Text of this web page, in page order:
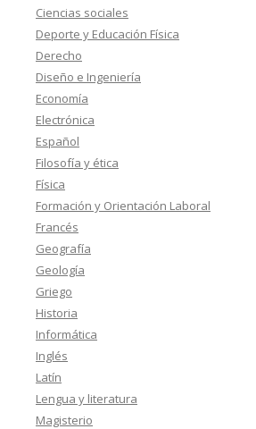
Ciencias sociales
Deporte y Educación Física
Derecho
Diseño e Ingeniería
Economía
Electrónica
Español
Filosofía y ética
Física
Formación y Orientación Laboral
Francés
Geografía
Geología
Griego
Historia
Informática
Inglés
Latín
Lengua y literatura
Magisterio